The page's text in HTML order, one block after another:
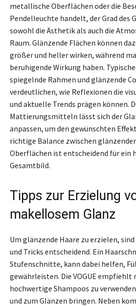
metallische Oberflächen oder die
Pendelleuchte handelt, der Grad des
sowohl die Ästhetik als auch die
Raum. Glänzende Flächen können
größer und heller wirken, während
beruhigende Wirkung haben.
spiegelnde Rahmen und glänzende
verdeutlichen, wie Reflexionen die
und aktuelle Trends prägen können.
Mattierungsmitteln lässt sich der
anpassen, um den gewünschten
richtige Balance zwischen
Oberflächen ist entscheidend für ein
Gesamtbild.
Tipps zur Erzielung
makellosem Glanz
Um glänzende Haare zu erzielen,
und Tricks entscheidend. Ein
Stufenschnitte, kann dabei helfen,
gewährleisten. Die VOGUE empfiehlt
hochwertige Shampoos zu
und zum Glänzen bringen. Neben